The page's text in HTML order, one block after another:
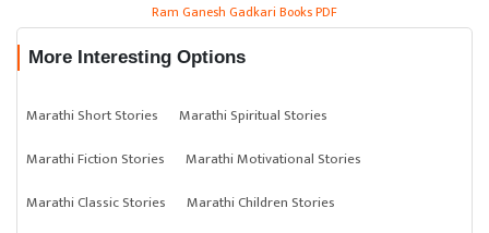
Ram Ganesh Gadkari Books PDF
More Interesting Options
Marathi Short Stories
Marathi Spiritual Stories
Marathi Fiction Stories
Marathi Motivational Stories
Marathi Classic Stories
Marathi Children Stories